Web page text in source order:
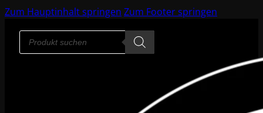
Zum Hauptinhalt springen Zum Footer springen
Products
search